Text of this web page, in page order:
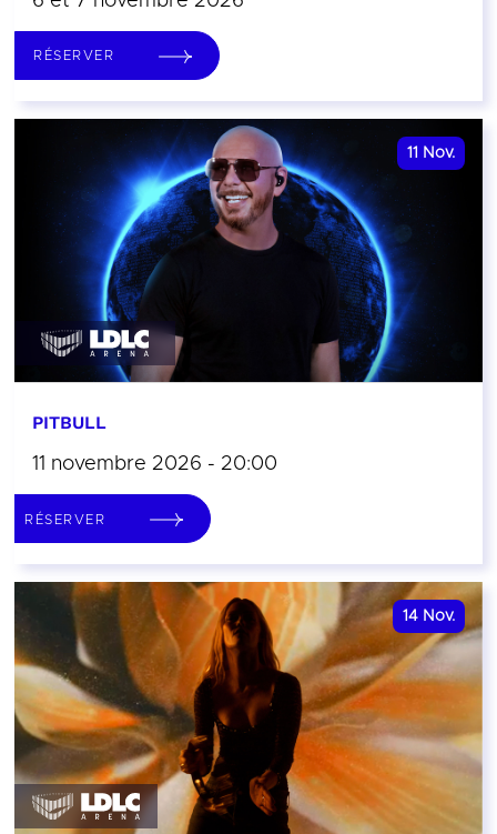
RÉSERVER
11 Nov.
PITBULL
11 novembre 2026 - 20:00
RÉSERVER
14 Nov.